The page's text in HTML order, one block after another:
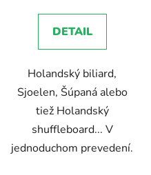
5,0
z
hviezdičiek.
DETAIL
Holandský biliard,
Sjoelen, Šúpaná alebo
tiež Holandský
shuffleboard... V
jednoduchom prevedení.